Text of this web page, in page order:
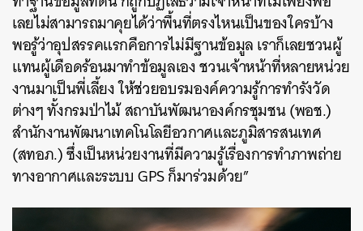
เลยไม่สามารถมาคุยได้ว่าพื้นที่ตรงไหนเป็นของใครบ้าง
พอรู้ว่าอุปสรรคแรกคือการไม่มีฐานข้อมูล เราก็เลยชวนผู้
แทนผู้เดือดร้อนมาทำข้อมูลเอง ชวนเจ้าหน้าที่หลายหน่วย
งานมาเป็นพี่เลี้ยง ให้ช่วยอบรมองค์ความรู้การทำรังวัด
ต่างๆ ทั้งกรมป่าไม้ สถาบันพัฒนาองค์กรชุมชน (พอช.)
สำนักงานพัฒนาเทคโนโลยีอวกาศและภูมิสารสนเทศ
(สทอภ.) ซึ่งเป็นหน่วยงานที่มีความรู้เรื่องการทำภาพถ่าย
ทางอากาศและระบบ GPS ก็มาร่วมด้วย”
SHARE TWEET LINE EMAIL